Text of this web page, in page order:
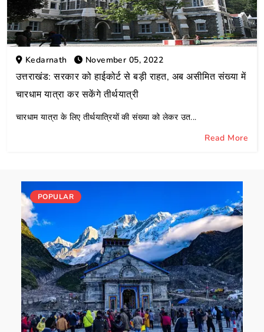
Kedarnath November 05, 2022
उत्तराखंड: सरकार को हाईकोर्ट से बड़ी राहत, अब असीमित संख्या में
चारधाम यात्रा कर सकेंगे तीर्थयात्री
चारधाम यात्रा के लिए तीर्थयात्रियों की संख्या को लेकर उत...
Read More
POPULAR